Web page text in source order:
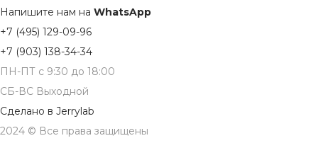
Напишите нам на WhatsApp
+7 (495) 129-09-96
+7 (903) 138-34-34
ПН-ПТ с 9:30 до 18:00
СБ-ВС Выходной
Сделано в Jerrylab
2024 © Все права защищены